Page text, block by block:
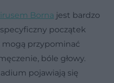
Borna jest bardzo
początek
mogą przypominać
bóle głowy.
pojawiają się